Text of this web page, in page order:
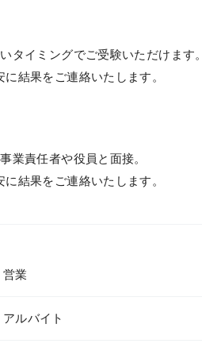
タイミングでご受験いただけます。
結果をご連絡いたします。
業責任者や役員と面接。
結果をご連絡いたします。
営業
アルバイト